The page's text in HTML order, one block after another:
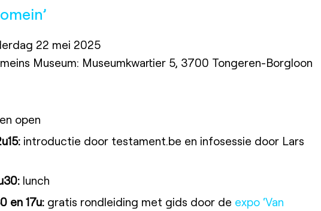
22 mei 2025
Museum: Museumkwartier 5, 3700 Tongeren-Borgloon
open
introductie door testament.be en infosessie door Lars
lunch
en 17u:gratis rondleiding met gids door de expo ‘Van